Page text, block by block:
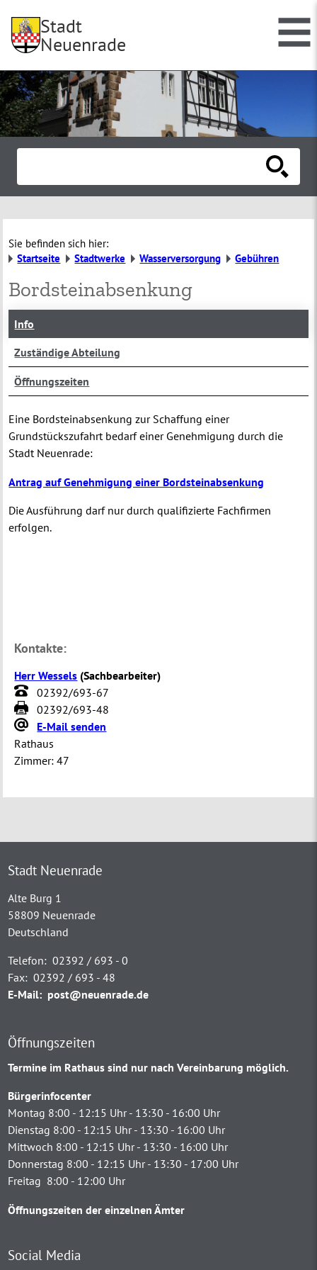
Stadt
Neuenrade
Sie befinden sich hier:
Startseite
Stadtwerke Wasserversorgung Gebühren
Bordsteinabsenkung
Info
Zuständige Abteilung
Öffnungszeiten
Eine Bordsteinabsenkung zur Schaffung einer
Grundstückszufahrt bedarf einer Genehmigung durch die
Stadt Neuenrade:
Antrag auf Genehmigung einer Bordsteinabsenkung
Die Ausführung darf nur durch qualifizierte Fachfirmen
erfolgen.
Kontakte:
Herr Wessels (Sachbearbeiter)
02392/693-67
02392/693-48
E-Mail senden
Rathaus
Zimmer: 47
Stadt Neuenrade
Alte Burg 1
58809 Neuenrade
Deutschland
Telefon: 02392 / 693 - 0
Fax: 02392 / 693 - 48
E-Mail: post@neuenrade.de
Öffnungszeiten
Termine im Rathaus sind nur nach Vereinbarung möglich.
Bürgerinfocenter
Montag 8:00 - 12:15 Uhr - 13:30 - 16:00 Uhr
Dienstag 8:00 - 12:15 Uhr - 13:30 - 16:00 Uhr
Mittwoch 8:00 - 12:15 Uhr - 13:30 - 16:00 Uhr
Donnerstag 8:00 - 12:15 Uhr - 13:30 - 17:00 Uhr
Freitag 8:00 - 12:00 Uhr
Öffnungszeiten der einzelnen Ämter
Social Media